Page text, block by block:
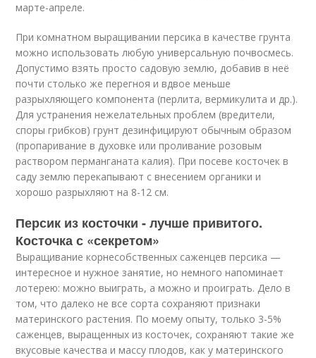
марте-апреле.
При комнатном выращивании персика в качестве грунта
можно использовать любую универсальную почвосмесь.
Допустимо взять просто садовую землю, добавив в неё
почти столько же перегноя и вдвое меньше
разрыхляющего компонента (перлита, вермикулита и др.).
Для устранения нежелательных проблем (вредители,
споры грибков) грунт дезинфицируют обычным образом
(пропаривание в духовке или проливание розовым
раствором перманганата калия). При посеве косточек в
саду землю перекапывают с внесением органики и
хорошо разрыхляют на 8-12 см.
Персик из косточки - лучше привитого.
Косточка с «секретом»
Выращивание корнесобственных саженцев персика —
интересное и нужное занятие, но немного напоминает
лотерею: можно выиграть, а можно и проиграть. Дело в
том, что далеко не все сорта сохраняют признаки
материнского растения. По моему опыту, только 3-5%
саженцев, выращенных из косточек, сохраняют такие же
вкусовые качества и массу плодов, как у материнского